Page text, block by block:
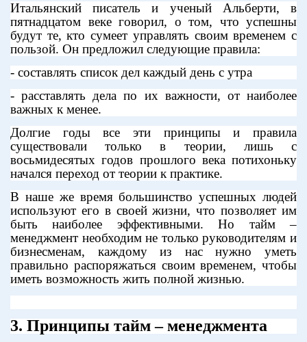
Итальянский писатель и ученый Альберти, в
пятнадцатом веке говорил, о том, что успешны
будут те, кто сумеет управлять своим временем с
пользой. Он предложил следующие правила:
- составлять список дел каждый день с утра
- расставлять дела по их важности, от наиболее
важных к менее.
Долгие годы все эти принципы и правила
существовали только в теории, лишь с
восьмидесятых годов прошлого века потихоньку
начался переход от теории к практике.
В наше же время большинство успешных людей
используют его в своей жизни, что позволяет им
быть наиболее эффективными. Но тайм –
менеджмент необходим не только руководителям и
бизнесменам, каждому из нас нужно уметь
правильно распоряжаться своим временем, чтобы
иметь возможность жить полной жизнью.
3. Принципы тайм – менеджмента